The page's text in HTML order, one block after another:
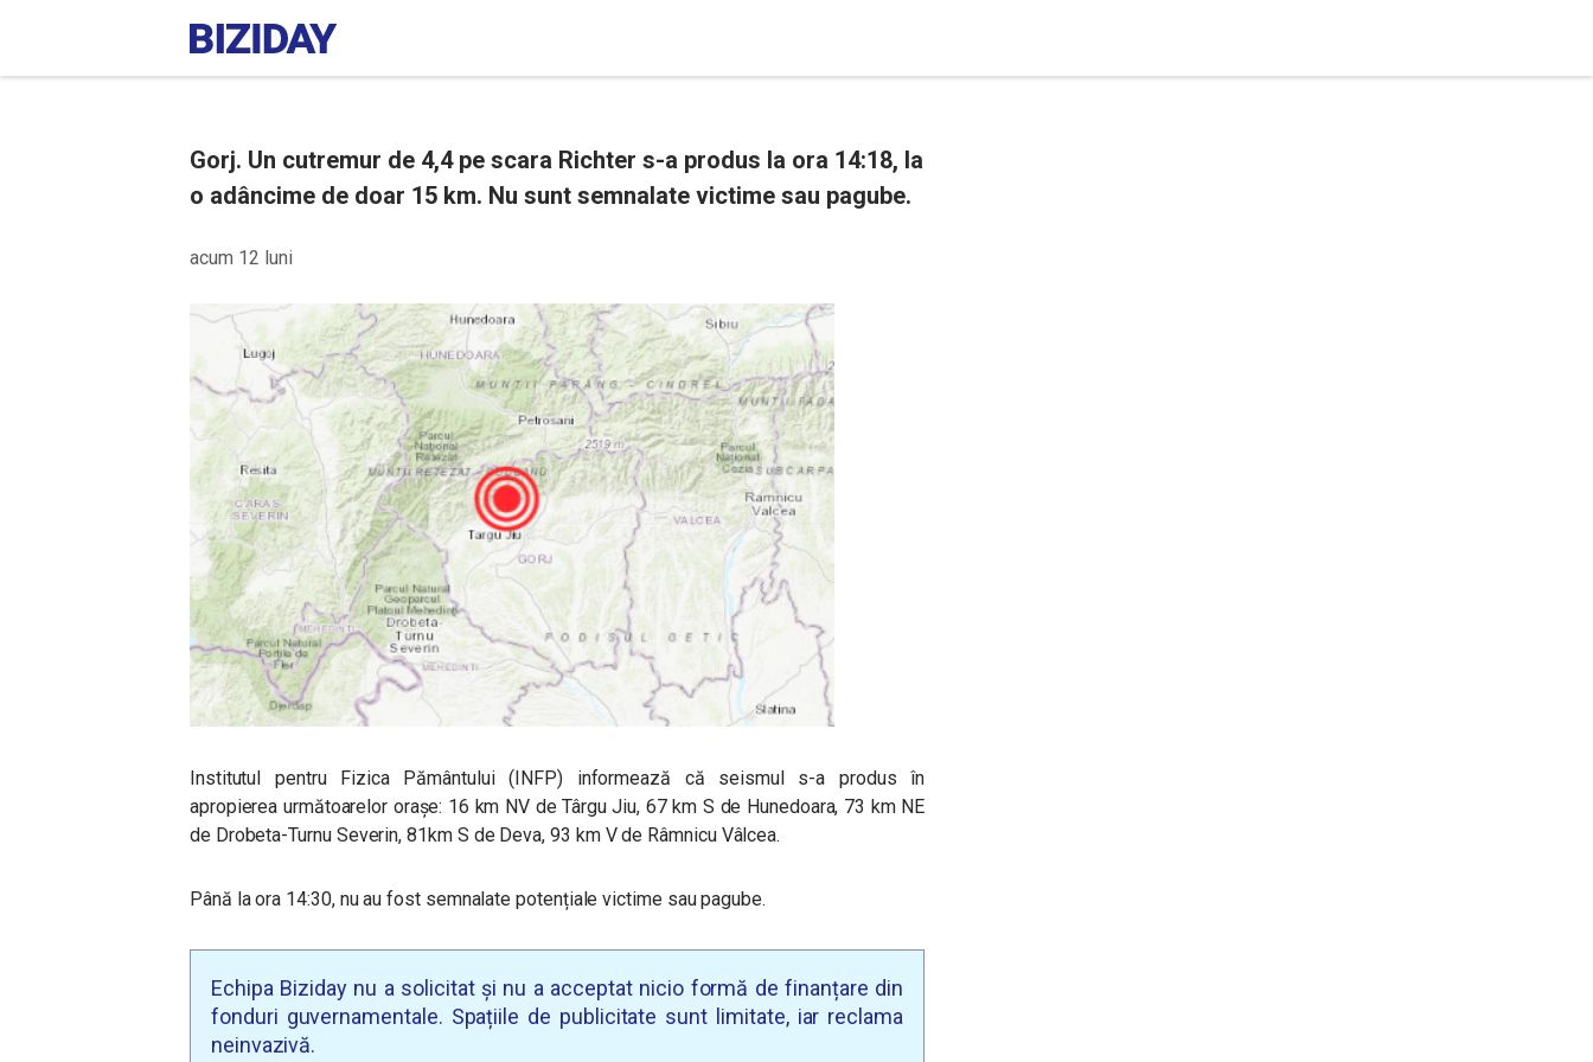
Gorj. Un cutremur de 4,4 pe scara Richter s-a produs la ora 14:18, la
o adâncime de doar 15 km. Nu sunt semnalate victime sau pagube.
acum 12 luni
Institutul pentru Fizica Pământului (INFP) informează că seismul s-a produs în
apropierea următoarelor oraşe: 16 km NV de Târgu Jiu, 67 km S de Hunedoara, 73 km NE
de Drobeta-Turnu Severin, 81km S de Deva, 93 km V de Râmnicu Vâlcea.
Până la ora 14:30, nu au fost semnalate potențiale victime sau pagube.
Echipa Biziday nu a solicitat și nu a acceptat nicio formă de finanțare din
fonduri guvernamentale. Spațiile de publicitate sunt limitate, iar reclama
neinvazivă.